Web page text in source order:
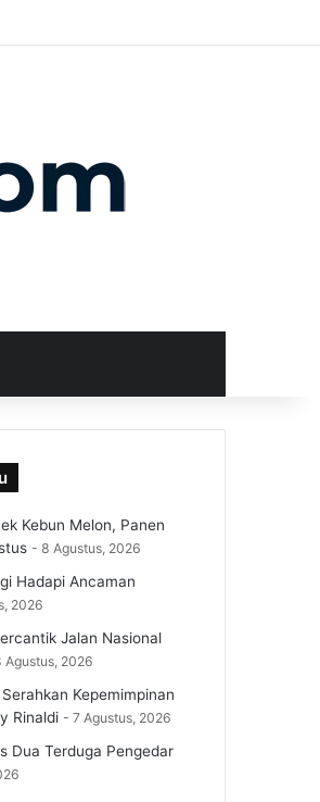
Kebun Melon, Panen
8 Agustus, 2026
Hadapi Ancaman
2026
Jalan Nasional
Agustus, 2026
Kepemimpinan
Rinaldi
7 Agustus, 2026
Dua Terduga Pengedar